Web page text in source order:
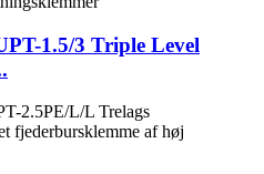
1.5/3 Triple Level